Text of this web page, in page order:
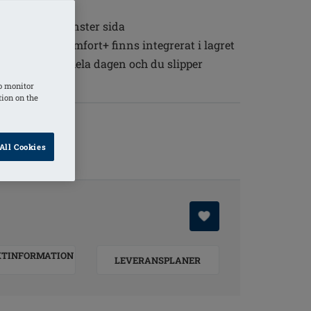
höger och vänster sida
material Comfort+ finns integrerat i lagret
att bära hela dagen och du slipper
LEVERANSPLANER
monitor
on the
Cookies